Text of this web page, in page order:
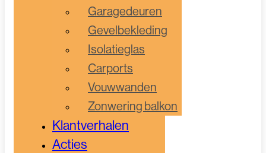
Garagedeuren
Gevelbekleding
Isolatieglas
Carports
Vouwwanden
Zonwering balkon
Klantverhalen
Acties